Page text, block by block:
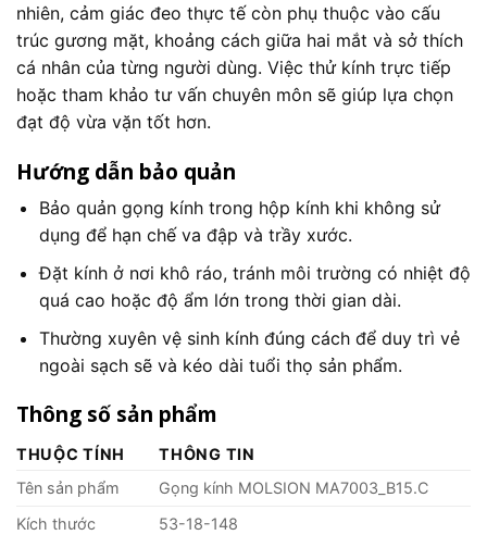
nhiên, cảm giác đeo thực tế còn phụ thuộc vào cấu
trúc gương mặt, khoảng cách giữa hai mắt và sở thích
cá nhân của từng người dùng. Việc thử kính trực tiếp
hoặc tham khảo tư vấn chuyên môn sẽ giúp lựa chọn
đạt độ vừa vặn tốt hơn.
Hướng dẫn bảo quản
Bảo quản gọng kính trong hộp kính khi không sử
dụng để hạn chế va đập và trầy xước.
Đặt kính ở nơi khô ráo, tránh môi trường có nhiệt độ
quá cao hoặc độ ẩm lớn trong thời gian dài.
Thường xuyên vệ sinh kính đúng cách để duy trì vẻ
ngoài sạch sẽ và kéo dài tuổi thọ sản phẩm.
Thông số sản phẩm
THUỘC TÍNH
THÔNG TIN
Tên sản phẩm
Gọng kính MOLSION MA7003_B15.C
Kích thước
53-18-148